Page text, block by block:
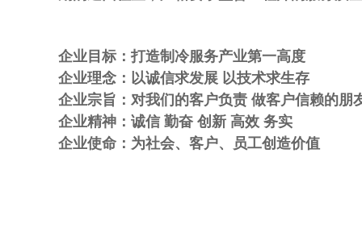
企业目标：打造制冷服务产业第一高度
企业理念：以诚信求发展 以技术求生存
企业宗旨：对我们的客户负责 做客户信赖的朋
企业精神：诚信 勤奋 创新 高效 务实
企业使命：为社会、客户、员工创造价值